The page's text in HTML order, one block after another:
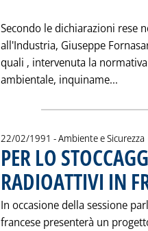
Secondo le dichiarazioni rese
all'Industria, Giuseppe
quali ‚ intervenuta la
ambientale, inquiname...
22/02/1991 - Ambiente e Sicurezza
PER LO
RADIOATTIVI IN
In occasione della sessione
francese presenterà un